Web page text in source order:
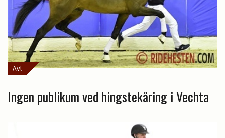
Avl
Ingen publikum ved hingstekåring i Vechta